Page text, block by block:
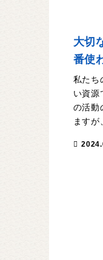
大切
番使
私たち
い資源
の活動
ます